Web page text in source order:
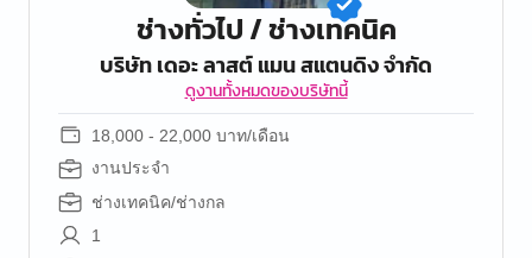
ช่างทั่วไป / ช่างเทคนิค
บริษัท เดอะ ลาสต์ แมน สแตนดิง จำกัด
ดูงานทั้งหมดของบริษัทนี้
18,000 - 22,000 บาท/เดือน
งานประจำ
ช่างเทคนิค/ช่างกล
1